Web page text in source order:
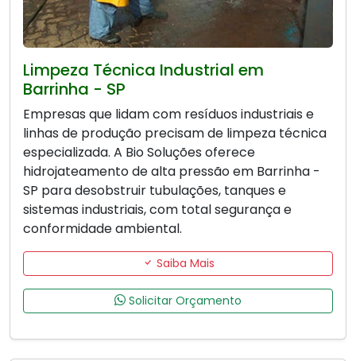
Limpeza Técnica Industrial em
Barrinha - SP
Empresas que lidam com resíduos industriais e
linhas de produção precisam de limpeza técnica
especializada. A Bio Soluções oferece
hidrojateamento de alta pressão em Barrinha -
SP para desobstruir tubulações, tanques e
sistemas industriais, com total segurança e
conformidade ambiental.
Saiba Mais
Solicitar Orçamento